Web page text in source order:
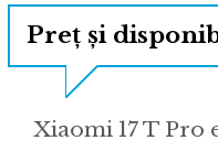
Preț și
Xiaomi 17 T Pro